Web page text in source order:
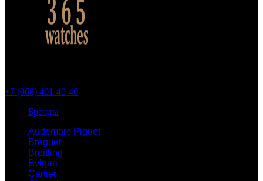
+7 (968) 401-40-40
Бренды
Audemars Piguet
Breguet
Breitling
Bvlgari
Cartier